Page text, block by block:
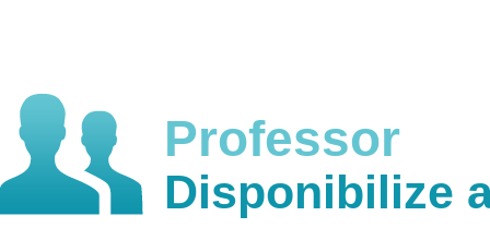
Professor
Disponibilize